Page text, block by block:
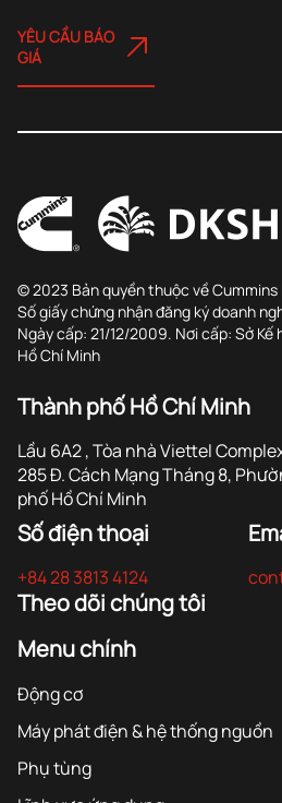
YÊU CẦU BÁO
GIÁ
© 2023 Bản quyền thuộc về Cummins
Số giấy chứng nhận đăng ký doanh
Ngày cấp: 21/12/2009. Nơi cấp: Sở
Hồ Chí Minh
Thành phố Hồ Chí Minh
Lầu 6A2 , Tòa nhà Viettel
285 Đ. Cách Mạng Tháng 8,
phố Hồ Chí Minh
Số điện thoại
+84 28 3813 4124
Theo dõi chúng tôi
Menu chính
Động cơ
Máy phát điện & hệ thống nguồn
Phụ tùng